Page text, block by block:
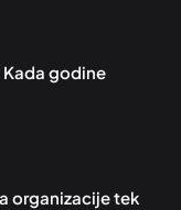
godine
organizacije tek